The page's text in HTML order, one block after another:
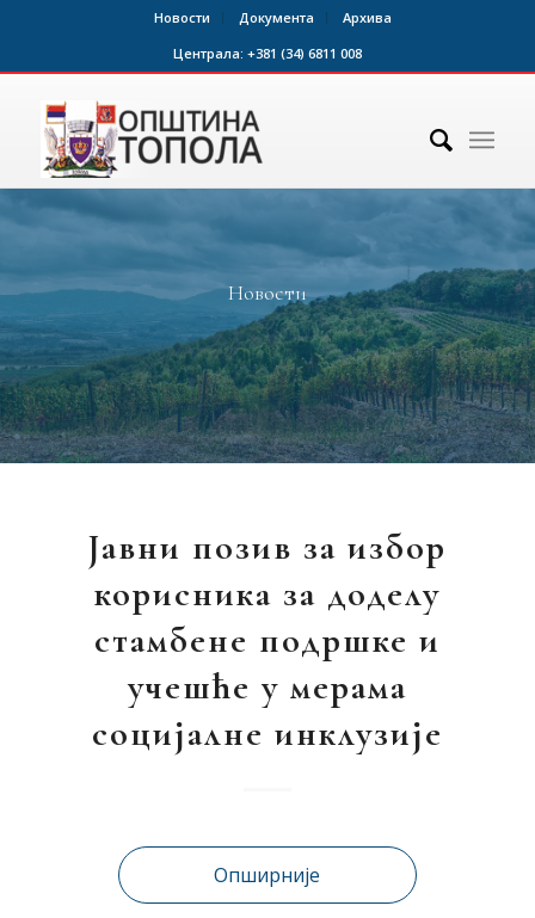
Новости Документа
Архива
Централа: +381 (34) 6811 008
Новости
Јавни позив за избор
корисника за доделу
стамбене подршке и
учешће у мерама
социјалне инклузије
Опширније